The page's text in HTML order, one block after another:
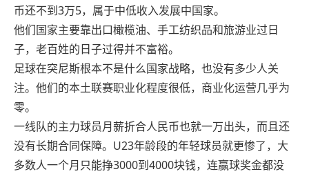
币还不到3万5，属于中低收入发展中国家。
他们国家主要靠出口橄榄油、手工纺织品和旅游业过日
子，老百姓的日子过得并不富裕。
足球在突尼斯根本不是什么国家战略，也没有多少人关
注。他们的本土联赛职业化程度很低，商业化运营几乎为
零。
一线队的主力球员月薪折合人民币也就一万出头，而且还
没有长期合同保障。U23年龄段的年轻球员就更惨了，大
多数人一个月只能挣3000到4000块钱，连赢球奖金都没